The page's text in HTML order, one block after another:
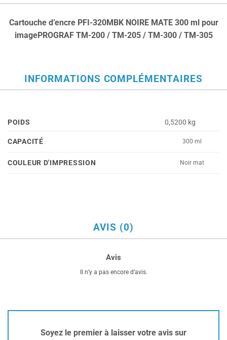
Cartouche d’encre PFI-320MBK NOIRE MATE 300 ml pour
imagePROGRAF TM-200 / TM-205 / TM-300 / TM-305
INFORMATIONS COMPLÉMENTAIRES
POIDS 0,5200 kg
CAPACITÉ 300 ml
COULEUR D'IMPRESSION Noir mat
AVIS (0)
Avis
Il n’y a pas encore d’avis.
Soyez le premier à laisser votre avis sur